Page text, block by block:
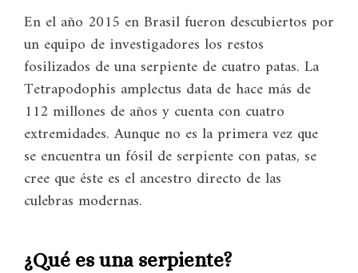
En el año 2015 en Brasil fueron descubiertos por
un equipo de investigadores los restos
fosilizados de una serpiente de cuatro patas. La
Tetrapodophis amplectus data de hace más de
112 millones de años y cuenta con cuatro
extremidades. Aunque no es la primera vez que
se encuentra un fósil de serpiente con patas, se
cree que éste es el ancestro directo de las
culebras modernas.
¿Qué es una serpiente?